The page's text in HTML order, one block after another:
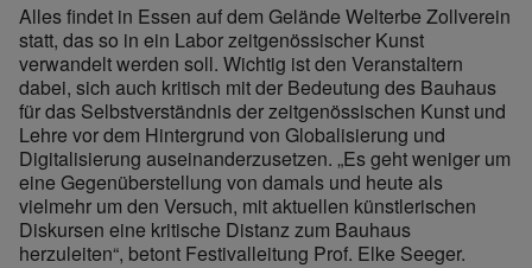
Alles findet in Essen auf dem Gelände Welterbe Zollverein
statt, das so in ein Labor zeitgenössischer Kunst
verwandelt werden soll. Wichtig ist den Veranstaltern
dabei, sich auch kritisch mit der Bedeutung des Bauhaus
für das Selbstverständnis der zeitgenössischen Kunst und
Lehre vor dem Hintergrund von Globalisierung und
Digitalisierung auseinanderzusetzen. „Es geht weniger um
eine Gegenüberstellung von damals und heute als
vielmehr um den Versuch, mit aktuellen künstlerischen
Diskursen eine kritische Distanz zum Bauhaus
herzuleiten“, betont Festivalleitung Prof. Elke Seeger.